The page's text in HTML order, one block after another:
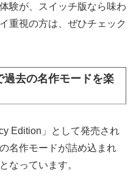
験が、スイッチ版なら味わ
重視の方は、ぜひチェック
去の名作モードを楽
Edition」として発売され
名作モードが詰め込まれ
なっています。